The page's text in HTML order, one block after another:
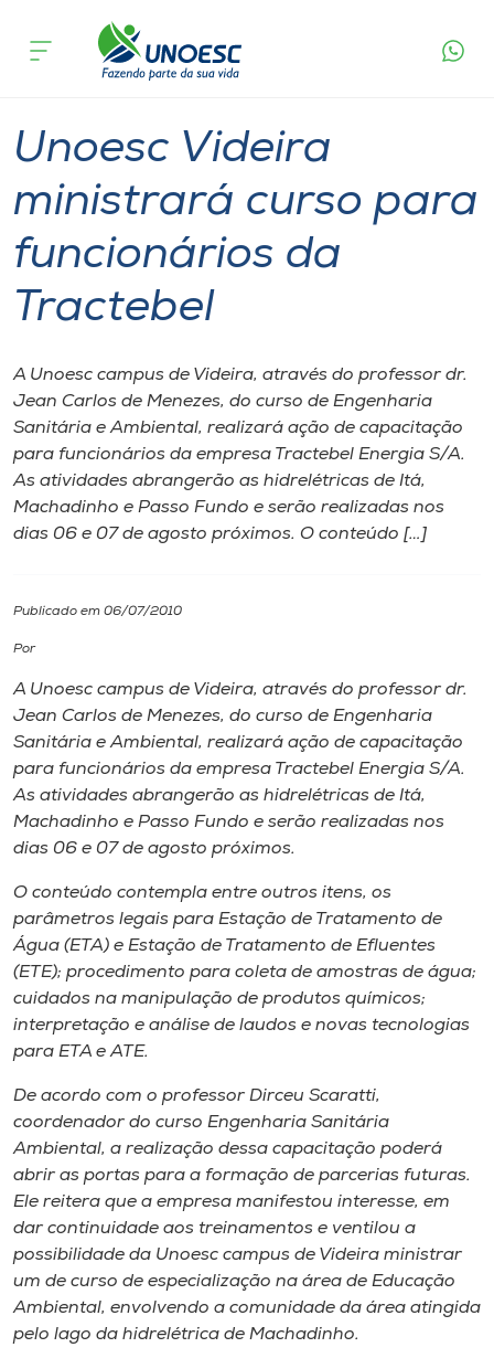
Cursos
Pesquisa
Atendimento ao Estudante
Portal de Ensino
A
Internacionalização
I.nova
Diplomados
CPA
Biblioteca
Rádio
Museu
Unoesc
Store
Selecione
A+
A-
acontece
Unoesc Videira
ministrará curso para
funcionários da
Tractebel
A Unoesc campus de Videira, através do professor dr.
Jean Carlos de Menezes, do curso de Engenharia
Sanitária e Ambiental, realizará ação de capacitação
para funcionários da empresa Tractebel Energia S/A.
As atividades abrangerão as hidrelétricas de Itá,
Machadinho e Passo Fundo e serão realizadas nos
dias 06 e 07 de agosto próximos. O conteúdo […]
Publicado em 06/07/2010
Por
A Unoesc campus de Videira, através do professor dr.
Jean Carlos de Menezes, do curso de Engenharia
Sanitária e Ambiental, realizará ação de capacitação
para funcionários da empresa Tractebel Energia S/A.
As atividades abrangerão as hidrelétricas de Itá,
Machadinho e Passo Fundo e serão realizadas nos
dias 06 e 07 de agosto próximos.
O conteúdo contempla entre outros itens, os
parâmetros legais para Estação de Tratamento de
Água (ETA) e Estação de Tratamento de Efluentes
(ETE); procedimento para coleta de amostras de água;
cuidados na manipulação de produtos químicos;
interpretação e análise de laudos e novas tecnologias
para ETA e ATE.
De acordo com o professor Dirceu Scaratti,
coordenador do curso Engenharia Sanitária
Ambiental, a realização dessa capacitação poderá
abrir as portas para a formação de parcerias futuras.
Ele reitera que a empresa manifestou interesse, em
dar continuidade aos treinamentos e ventilou a
possibilidade da Unoesc campus de Videira ministrar
um de curso de especialização na área de Educação
Ambiental, envolvendo a comunidade da área atingida
pelo lago da hidrelétrica de Machadinho.